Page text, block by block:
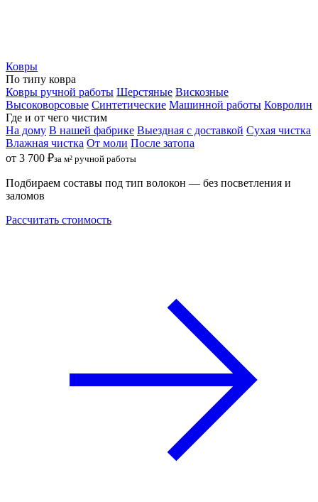
Ковры
По типу ковра
Ковры ручной работы Шерстяные Вискозные
Высоковорсовые Синтетические Машинной работы Ковролин
Где и от чего чистим
На дому В нашей фабрике Выездная с доставкой Сухая чистка
Влажная чистка От моли После затопа
от 3 700 ₽за м² ручной работы
Подбираем составы под тип волокон — без посветления и
заломов
Рассчитать стоимость